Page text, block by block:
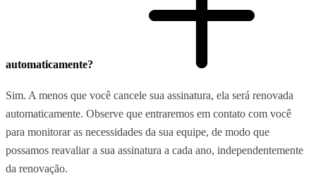
automaticamente?
Sim. A menos que você cancele sua assinatura, ela será renovada
automaticamente. Observe que entraremos em contato com você
para monitorar as necessidades da sua equipe, de modo que
possamos reavaliar a sua assinatura a cada ano, independentemente
da renovação.